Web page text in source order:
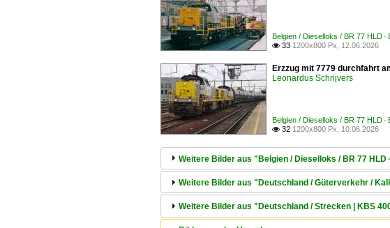
Belgien / Dieselloks / BR 77 HLD ·
 33 1200x800 Px, 12.06.2026
Erzzug mit 7779 durchfahrt
Leonardus Schrijvers
Belgien / Dieselloks / BR 77 HLD ·
 32 1200x800 Px, 10.06.2026
Weitere Bilder aus "Belgien / Dieselloks / BR 77 HLD
Weitere Bilder aus "Deutschland / Güterverkehr /
Weitere Bilder aus "Deutschland / Strecken | KBS